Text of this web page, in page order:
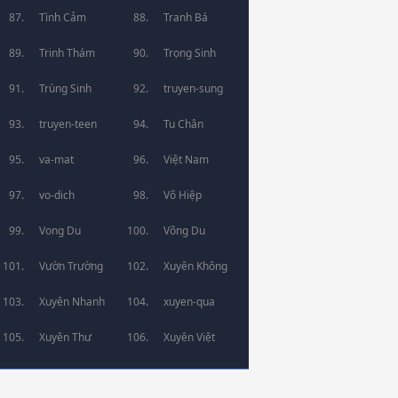
Tình Cảm Tranh Bá
Trinh Thám Trọng Sinh
Trùng Sinh truyen-sung
truyen-teen Tu Chân
va-mat Việt Nam
vo-dich Võ Hiệp
Vong Du Võng Du
Vườn Trường Xuyên Không
Xuyên Nhanh xuyen-qua
Xuyên Thư Xuyên Việt